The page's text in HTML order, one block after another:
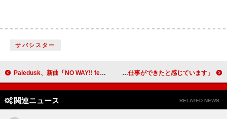
サバシスター
Paledusk、新曲「NO WAY!! feat. 粗品」MV公開 久石譲 ハリウッド映画初進出作『ビューティフル・ジャーニー』楽曲制作は「とても満足のいく仕事ができたと感じています」
関連ニュース RELATED NEWS